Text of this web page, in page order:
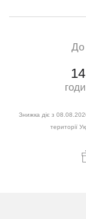
До
14
Знижка діє з
території